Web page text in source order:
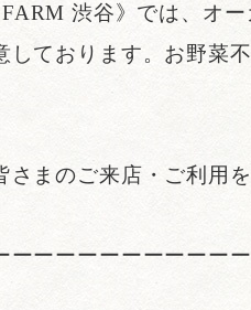
FARM 渋谷》では、オ
しております。お野菜
さまのご来店・ご利用
ーーーーーーーーーー